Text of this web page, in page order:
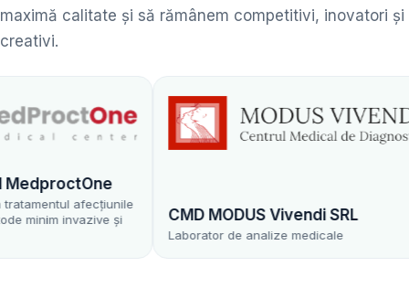
maximă calitate și să rămânem competitivi, inovatori și
creativi.
afecțiunile
invazive și
CMD MODUS Vivendi SRL
Laborator de analize medicale